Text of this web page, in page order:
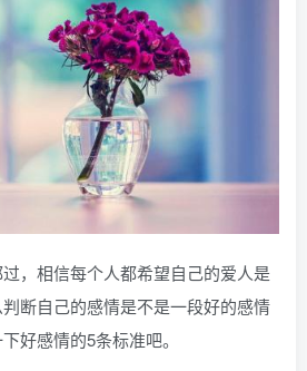
，相信每个人都希望自己的爱人是
断自己的感情是不是一段好的感情
好感情的5条标准吧。